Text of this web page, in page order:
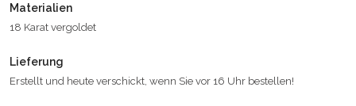
Materialien
18 Karat vergoldet
Lieferung
Erstellt und heute verschickt, wenn Sie vor 16 Uhr bestellen!